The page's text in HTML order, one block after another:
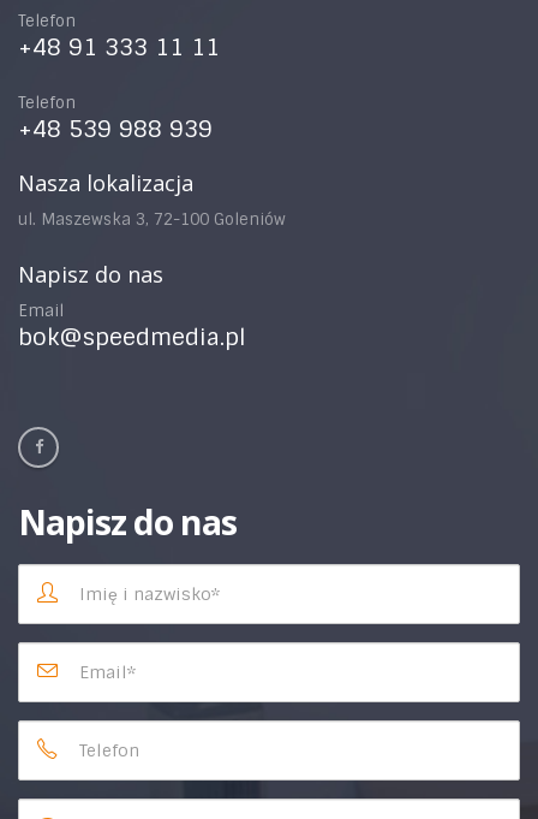
Telefon
+48 91 333 11 11
Telefon
+48 539 988 939
Nasza lokalizacja
ul. Maszewska 3, 72-100 Goleniów
Napisz do nas
Email
bok@speedmedia.pl
Napisz do nas